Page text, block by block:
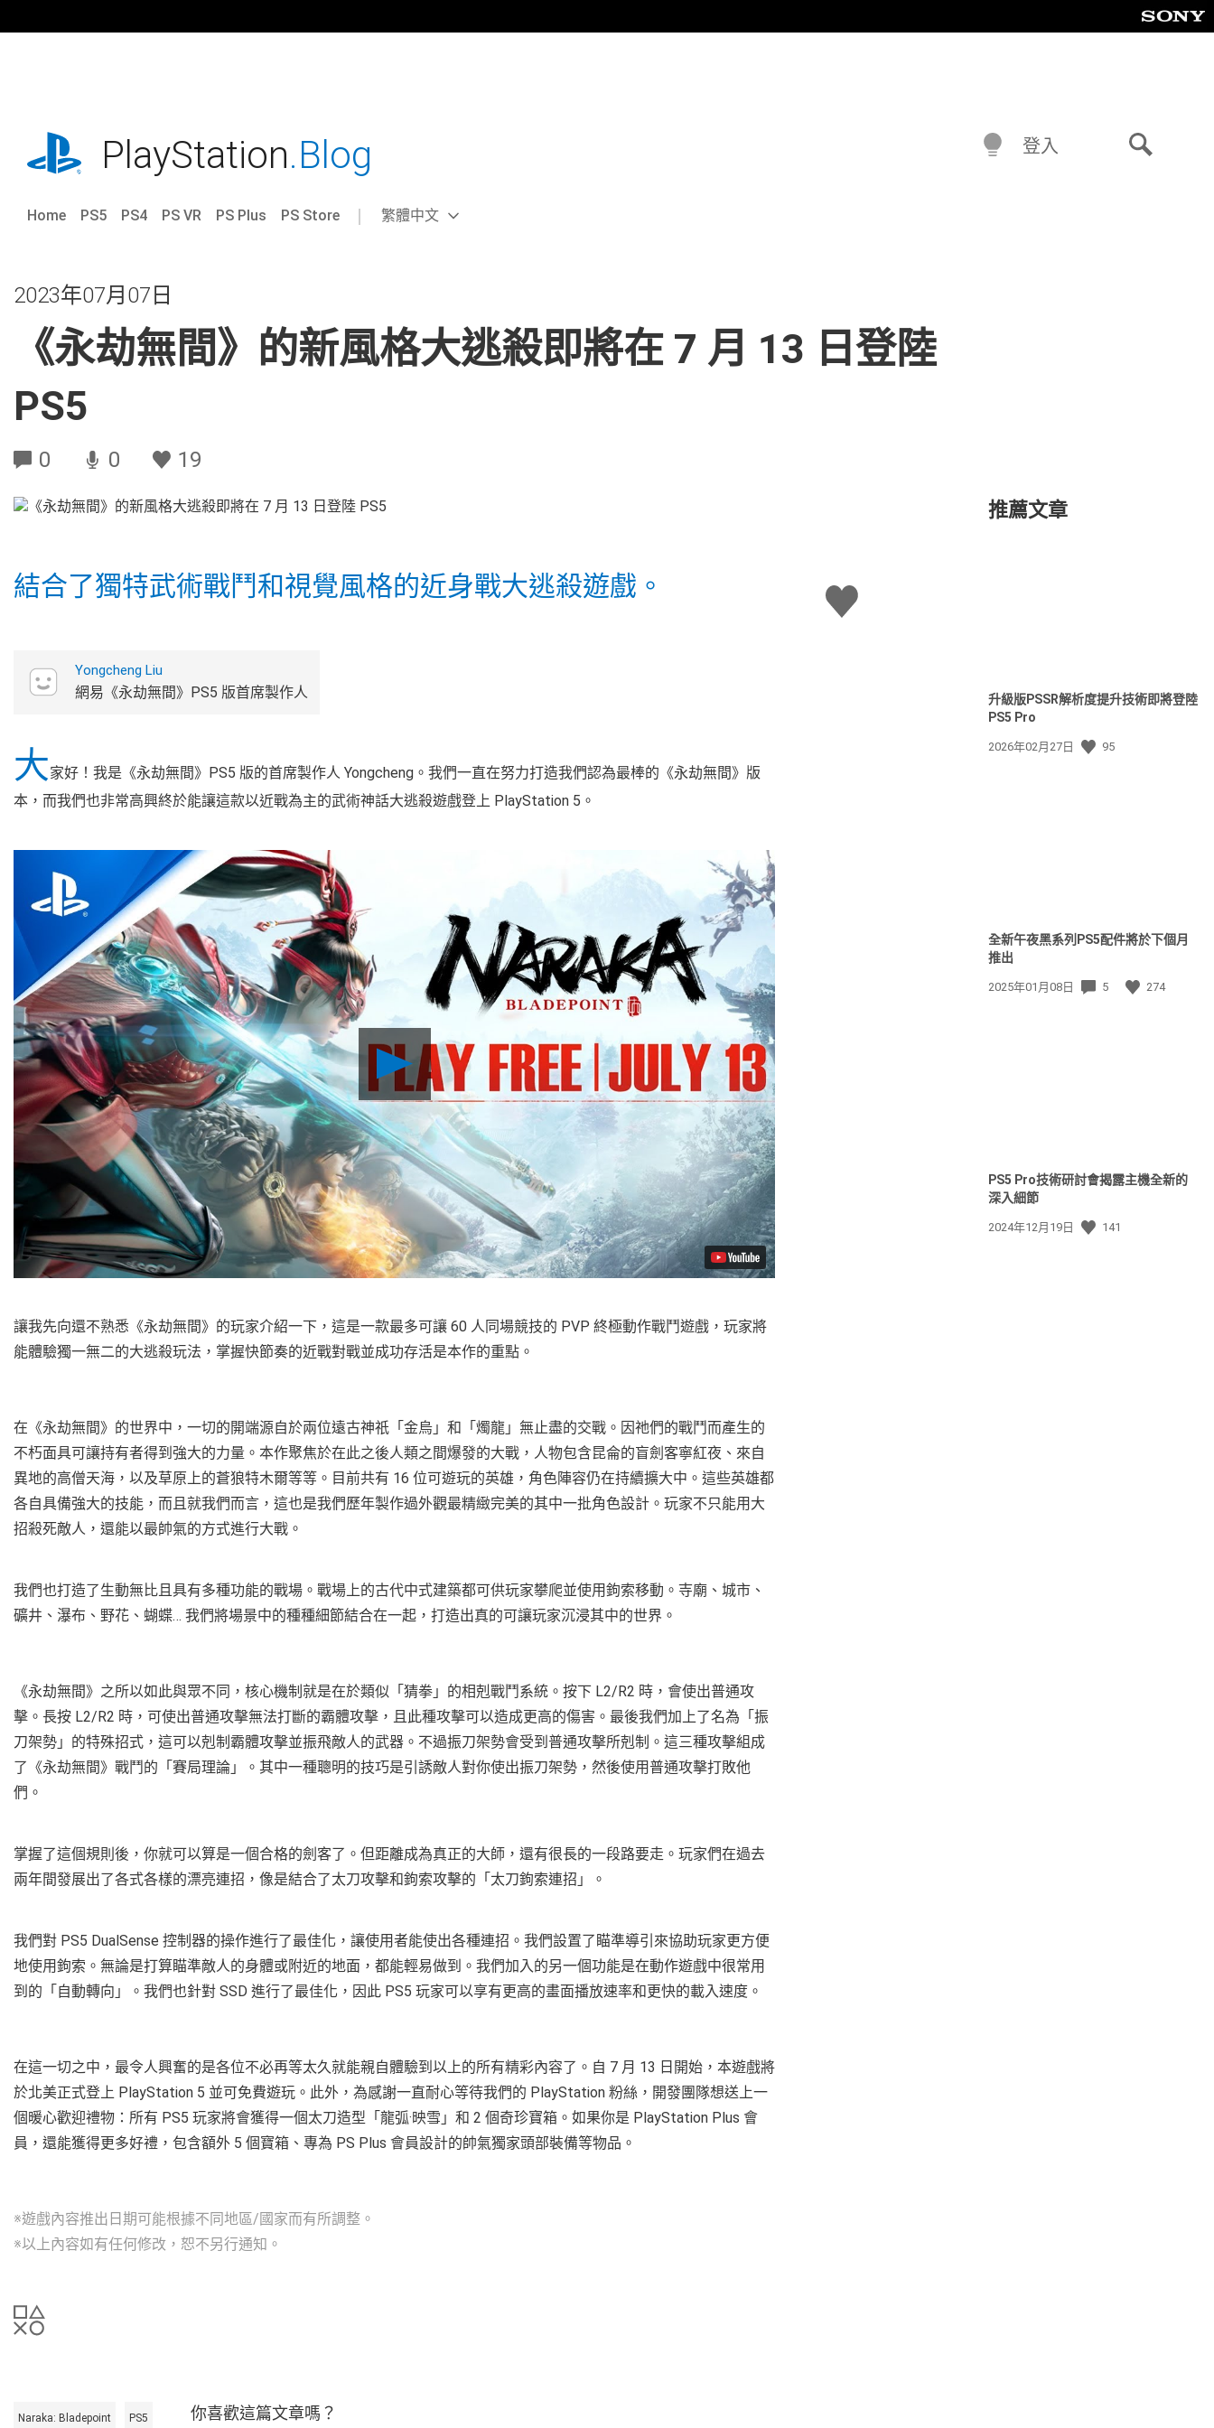
往
playstation.comPlayStation.Blog
Home PS5 PS4 PS VR PS Plus PS Store
Select
Current
繁體中文
登入
2023年07月07日
《永劫無間》的新風格大逃殺即將在 7 月 13 日登陸
PS5
0 0 19
讚
結合了獨特武術戰鬥和視覺風格的近身戰大逃殺遊戲。
Yongcheng Liu
網易《永劫無間》PS5 版首席製作人
大家好！我是 《永劫無間》PS5 版的首席製作人 Yongcheng。我們一直在努力打造我們認為最棒的《永劫無間》版
本，而我們也非常高興終於能讓這款以近戰為主的武術神話大逃殺遊戲登上 PlayStation 5。
Play
Video
讓我先向還不熟悉《永劫無間》的玩家介紹一下，這是一款最多可讓 60 人同場競技的 PVP 終極動作戰鬥遊戲，玩家將
能體驗獨一無二的大逃殺玩法，掌握快節奏的近戰對戰並成功存活是本作的重點。
在《永劫無間》的世界中，一切的開端源自於兩位遠古神祇「金烏」和「燭龍」無止盡的交戰。因祂們的戰鬥而產生的
不朽面具可讓持有者得到強大的力量。本作聚焦於在此之後人類之間爆發的大戰，人物包含昆侖的盲劍客寧紅夜、來自
異地的高僧天海，以及草原上的蒼狼特木爾等等。目前共有 16 位可遊玩的英雄，角色陣容仍在持續擴大中。這些英雄都
各自具備強大的技能，而且就我們而言，這也是我們歷年製作過外觀最精緻完美的其中一批角色設計。玩家不只能用大
招殺死敵人，還能以最帥氣的方式進行大戰。
我們也打造了生動無比且具有多種功能的戰場。戰場上的古代中式建築都可供玩家攀爬並使用鉤索移動。寺廟、城市、
礦井、瀑布、野花、蝴蝶… 我們將場景中的種種細節結合在一起，打造出真的可讓玩家沉浸其中的世界。
《永劫無間》之所以如此與眾不同，核心機制就是在於類似「猜拳」的相剋戰鬥系統。按下 L2/R2 時，會使出普通攻
擊。長按 L2/R2 時，可使出普通攻擊無法打斷的霸體攻擊，且此種攻擊可以造成更高的傷害。最後我們加上了名為「振
刀架勢」的特殊招式，這可以剋制霸體攻擊並振飛敵人的武器。不過振刀架勢會受到普通攻擊所剋制。這三種攻擊組成
了《永劫無間》戰鬥的「賽局理論」。其中一種聰明的技巧是引誘敵人對你使出振刀架勢，然後使用普通攻擊打敗他
們。
掌握了這個規則後，你就可以算是一個合格的劍客了。但距離成為真正的大師，還有很長的一段路要走。玩家們在過去
兩年間發展出了各式各樣的漂亮連招，像是結合了太刀攻擊和鉤索攻擊的「太刀鉤索連招」。
我們對 PS5 DualSense 控制器的操作進行了最佳化，讓使用者能使出各種連招。我們設置了瞄準導引來協助玩家更方便
地使用鉤索。無論是打算瞄準敵人的身體或附近的地面，都能輕易做到。我們加入的另一個功能是在動作遊戲中很常用
到的「自動轉向」。我們也針對 SSD 進行了最佳化，因此 PS5 玩家可以享有更高的畫面播放速率和更快的載入速度。
在這一切之中，最令人興奮的是各位不必再等太久就能親自體驗到以上的所有精彩內容了。自 7 月 13 日開始，本遊戲將
於北美正式登上 PlayStation 5 並可免費遊玩。此外，為感謝一直耐心等待我們的 PlayStation 粉絲，開發團隊想送上一
個暖心歡迎禮物：所有 PS5 玩家將會獲得一個太刀造型「龍弧·映雪」和 2 個奇珍寶箱。如果你是 PlayStation Plus 會
員，還能獲得更多好禮，包含額外 5 個寶箱、專為 PS Plus 會員設計的帥氣獨家頭部裝備等物品。
※遊戲內容推出日期可能根據不同地區/國家而有所調整。
※以上內容如有任何修改，恕不另行通知。
Naraka: Bladepoint PS5 你喜歡這篇文章嗎？
推薦文章
升級版PSSR解析度提升技術即將登陸
PS5 Pro
發
2026年02月27日 95
全新午夜黑系列PS5配件將於下個月
推出
發
2025年01月08日 5 274
PS5 Pro技術研討會揭露主機全新的
深入細節
發
2024年12月19日 141